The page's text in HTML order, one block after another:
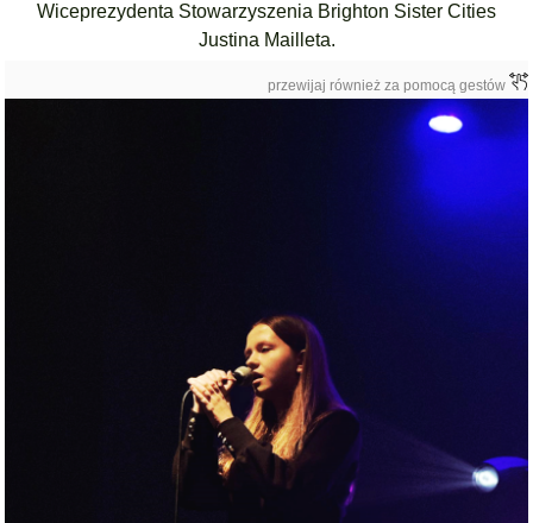
Wiceprezydenta Stowarzyszenia Brighton Sister Cities
Justina Mailleta.
przewijaj również za pomocą gestów